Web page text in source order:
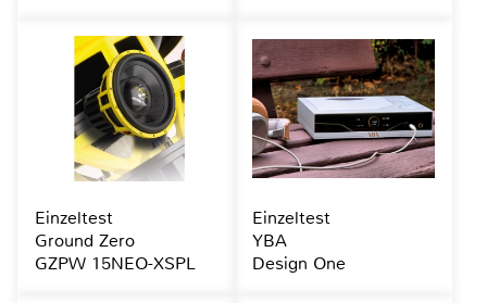
Einzeltest
Ground Zero
GZPW 15NEO-XSPL
Einzeltest
YBA
Design One